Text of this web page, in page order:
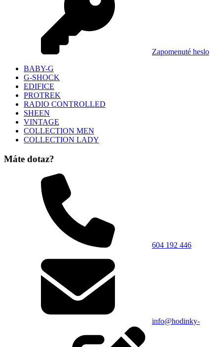
Zapomenuté heslo
BABY-G
G-SHOCK
EDIFICE
PROTREK
RADIO CONTROLLED
SHEEN
VINTAGE
COLLECTION MEN
COLLECTION LADY
Máte dotaz?
604 192 446
info@hodinky-